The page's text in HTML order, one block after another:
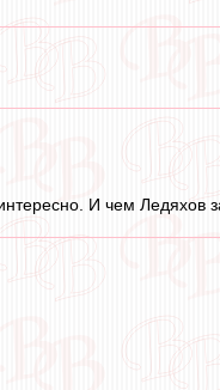
И чем Ледяхов